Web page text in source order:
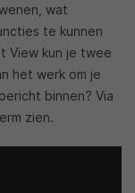
wat
te kunnen
View kun je twee
het werk om je
binnen? Via
zien.